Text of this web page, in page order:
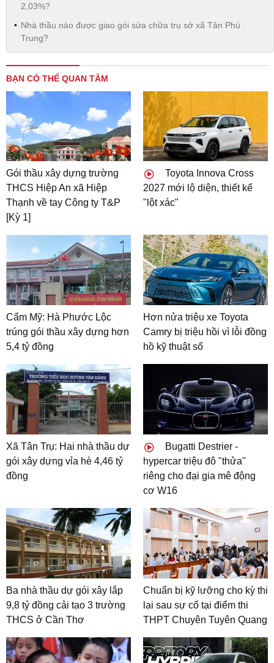
2,03%?
Nhà thầu nào được giao gói sửa chữa trụ sở xã Tân Phú
Trung?
BẠN CÓ THỂ QUAN TÂM
Gói thầu xây dựng trường
THCS Hiệp An xã Hiệp
Thạnh về tay Công ty T&P
[Kỳ 1]
Toyota Innova Cross
2027 mới lộ diện, thiết kế
"lột xác"
Cẩm Mỹ: Hà Phước Lộc
trúng gói thầu xây dựng hơn
5,4 tỷ đồng
Hơn nửa triệu xe Toyota
Camry bị triệu hồi vì lỗi đồng
hồ kỹ thuật số
Xã Tân Trụ: Hai nhà thầu dự
gói xây dựng vỉa hè 4,46 tỷ
đồng
Bugatti Destrier -
hypercar triệu đô "thửa"
riêng cho đại gia mê động
cơ W16
Ba nhà thầu dự gói xây lắp
9,8 tỷ đồng cải tạo 3 trường
THCS ở Cần Thơ
Chuẩn bị kỹ lưỡng cho kỳ thi
lại sau sự cố tại điểm thi
THPT Chuyên Tuyên Quang